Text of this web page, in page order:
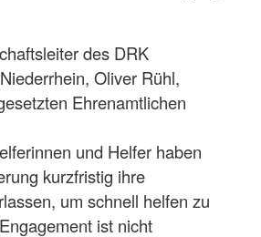
des DRK
Oliver Rühl,
Ehrenamtlichen
und Helfer haben
kurzfristig ihre
um schnell helfen zu
ist nicht